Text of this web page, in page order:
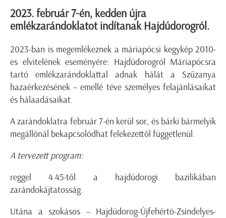
2023. február 7-én, kedden újra
emlékzarándoklatot indítanak Hajdúdorogról.
2023-ban is megemlékeznek a máriapócsi kegykép 2010-
es elvitelének eseményére: Hajdúdorogról Máriapócsra
tartó emlékzarándoklattal adnak hálát a Szűzanya
hazaérkezésének – emellé téve személyes felajánlásaikat
és hálaadásaikat.
A zarándoklatra február 7-én kerül sor, és bárki bármelyik
megállónál bekapcsolódhat felekezettől függetlenül.
A tervezett program:
reggel 4.45-től a hajdúdorogi bazilikában
zarándokájtatosság.
Utána a szokásos – Hajdúdorog-Újfehértó-Zsindelyes-